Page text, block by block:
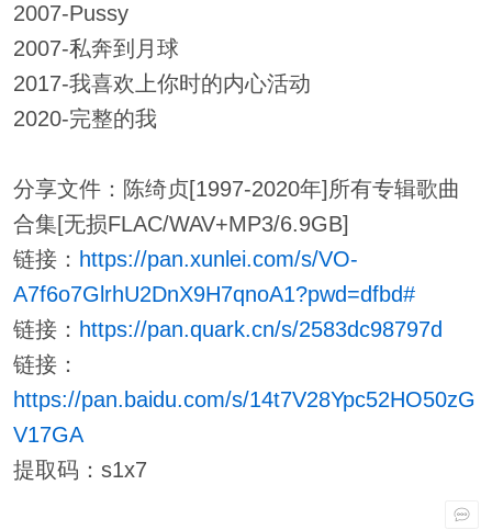
2007-Pussy
2007-私奔到月球
2017-我喜欢上你时的内心活动
2020-完整的我
分享文件：陈绮贞[1997-2020年]所有专辑歌曲
合集[无损FLAC/WAV+MP3/6.9GB]
链接： https://pan.xunlei.com/s/VO-
A7f6o7GlrhU2DnX9H7qnoA1?pwd=dfbd#
链接： https://pan.quark.cn/s/2583dc98797d
链接：
https://pan.baidu.com/s/14t7V28Ypc52HO50zG
V17GA
提取码：s1x7